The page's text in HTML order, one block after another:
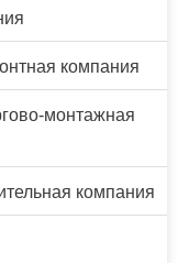
компания
монтажная
компания